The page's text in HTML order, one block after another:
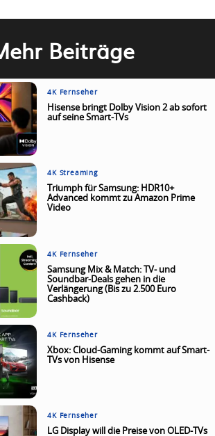
Beiträge
4K Fernseher
Hisense bringt Dolby Vision 2 ab sofort
auf seine Smart-TVs
4K Streaming
Triumph für Samsung: HDR10+
Advanced kommt zu Amazon Prime
Video
4K Fernseher
Samsung Mix & Match: TV- und
Soundbar-Deals gehen in die
Verlängerung (Bis zu 2.500 Euro
Cashback)
4K Fernseher
Xbox: Cloud-Gaming kommt auf Smart-
TVs von Hisense
4K Fernseher
LG Display will die Preise von OLED-TVs